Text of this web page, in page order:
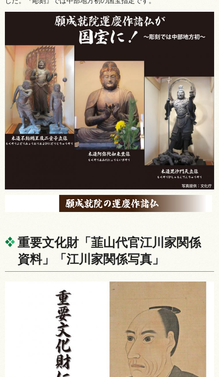
重要文化財「韮山代官江川家関係
資料」「江川家関係写真」